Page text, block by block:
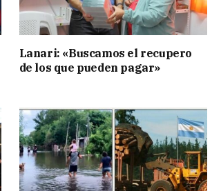
Lanari: «Buscamos el recupero
de los que pueden pagar»